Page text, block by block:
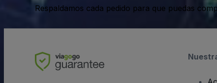
Respaldamos cada pedido para que puedas